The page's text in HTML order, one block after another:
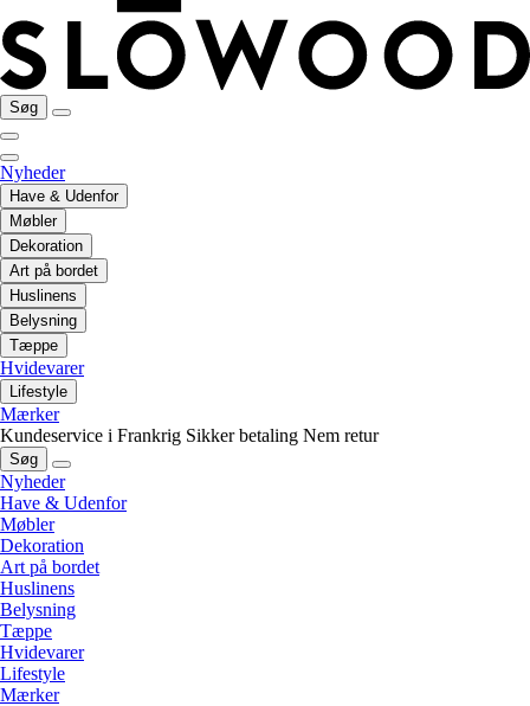
Søg
Nyheder
Have & Udenfor
Møbler
Dekoration
Art på bordet
Huslinens
Belysning
Tæppe
Hvidevarer
Lifestyle
Mærker
Kundeservice i Frankrig Sikker betaling Nem retur
Søg
Nyheder
Have & Udenfor
Møbler
Dekoration
Art på bordet
Huslinens
Belysning
Tæppe
Hvidevarer
Lifestyle
Mærker